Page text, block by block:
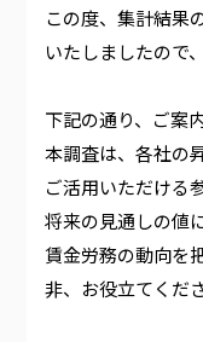
この度、集計結果
いたしましたので、
下記の通り、ご案
本調査は、各社の
ご活用いただける
将来の見通しの値
賃金労務の動向を
非、お役立てくだ